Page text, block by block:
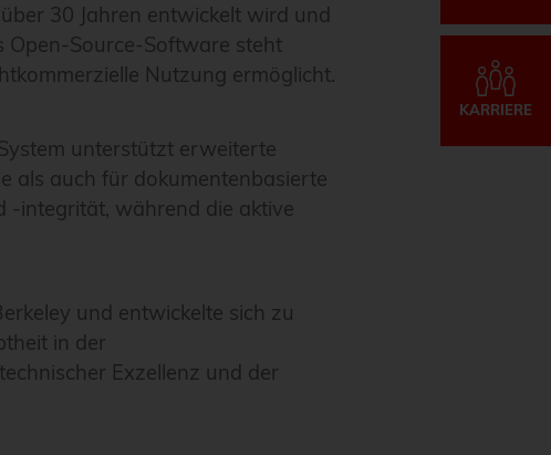
KARRIERE
30 Jahren entwickelt wird und
Open-Source-Software steht
Nutzung ermöglicht.
unterstützt erweiterte
als auch für dokumentenbasierte
integrität, während die aktive
und entwickelte sich zu
in der
Exzellenz und der